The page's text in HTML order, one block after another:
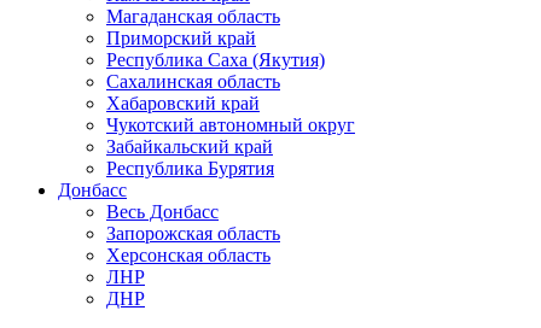
Магаданская область
Приморский край
Республика Саха (Якутия)
Сахалинская область
Хабаровский край
Чукотский автономный округ
Забайкальский край
Республика Бурятия
Донбасс
Весь Донбасс
Запорожская область
Херсонская область
ЛНР
ДНР